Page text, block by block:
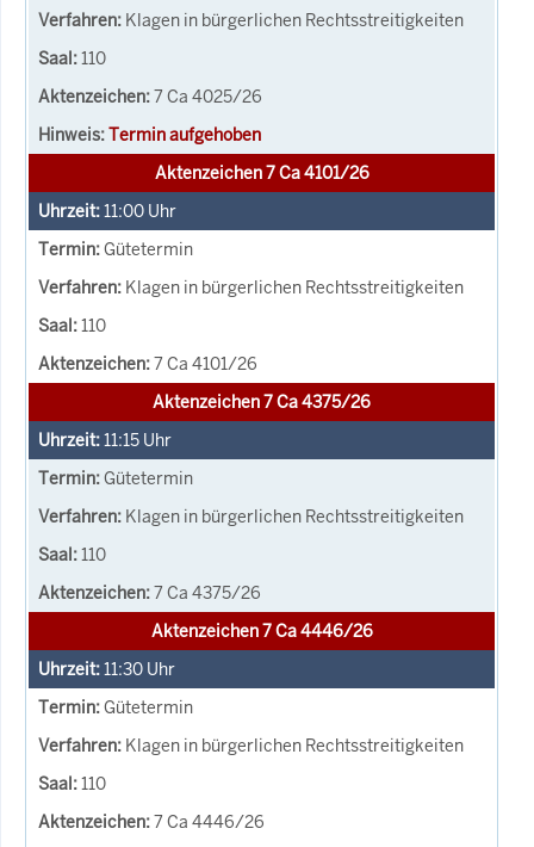
Klagen in bürgerlichen Rechtsstreitigkeiten
110
7 Ca 4025/26
Termin aufgehoben
Aktenzeichen 7 Ca 4101/26
11:00 Uhr
Gütetermin
Klagen in bürgerlichen Rechtsstreitigkeiten
110
7 Ca 4101/26
Aktenzeichen 7 Ca 4375/26
11:15 Uhr
Gütetermin
Klagen in bürgerlichen Rechtsstreitigkeiten
110
7 Ca 4375/26
Aktenzeichen 7 Ca 4446/26
11:30 Uhr
Gütetermin
Klagen in bürgerlichen Rechtsstreitigkeiten
110
7 Ca 4446/26